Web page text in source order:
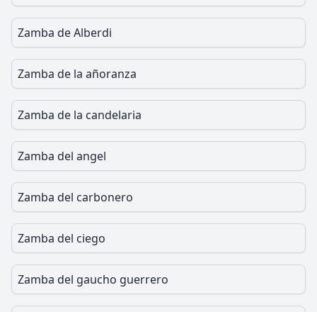
Zamba de Alberdi
Zamba de la añoranza
Zamba de la candelaria
Zamba del angel
Zamba del carbonero
Zamba del ciego
Zamba del gaucho guerrero